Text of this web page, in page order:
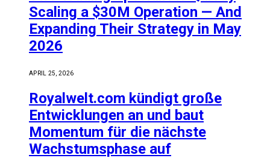
Scaling a $30M Operation — And
Expanding Their Strategy in May
2026
APRIL 25, 2026
Royalwelt.com kündigt große
Entwicklungen an und baut
Momentum für die nächste
Wachstumsphase auf